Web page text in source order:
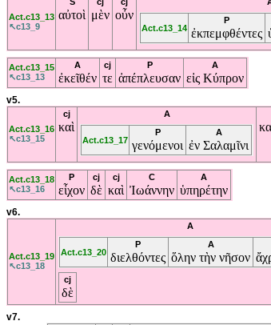
Act.c13_13
↖c13_9
αὐτοὶ μὲν οὖν
Act.c13_14
P
ἐκπεμφθέντες
Act.c13_15
↖c13_13
A
ἐκεῖθέν
cj
τε
P
ἀπέπλευσαν
A
εἰς Κύπρον
v5.
Act.c13_16
↖c13_15
cj
καὶ
A
Act.c13_17
P
γενόμενοι
A
ἐν Σαλαμῖνι
Act.c13_18
↖c13_16
P
εἶχον
cj
δὲ
cj
καὶ
C
Ἰωάννην
A
ὑπηρέτην
v6.
Act.c13_19
↖c13_18
A
Act.c13_20
P
διελθόντες
A
ὅλην τὴν νῆσον
cj
δὲ
v7.